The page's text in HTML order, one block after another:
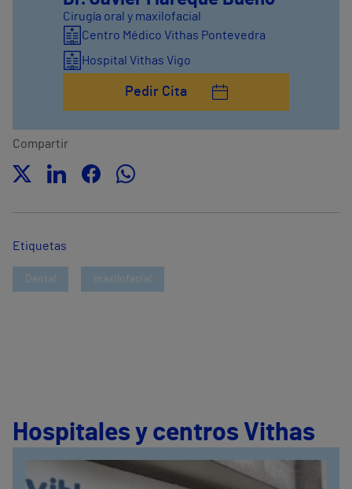
Cirugía oral y maxilofacial
Centro Médico Vithas Pontevedra
Hospital Vithas Vigo
Pedir Cita
Compartir
Etiquetas
Dental maxilofacial
Hospitales y centros Vithas